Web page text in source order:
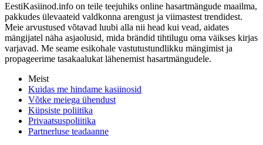
EestiKasiinod.info on teile teejuhiks online hasartmängude maailma,
pakkudes ülevaateid valdkonna arengust ja viimastest trendidest.
Meie arvustused võtavad luubi alla nii head kui vead, aidates
mängijatel näha asjaolusid, mida brändid tihtilugu oma väikses kirjas
varjavad. Me seame esikohale vastutustundlikku mängimist ja
propageerime tasakaalukat lähenemist hasartmängudele.
Meist
Kuidas me hindame kasiinosid
Võtke meiega ühendust
Küpsiste poliitika
Privaatsuspoliitika
Partnerluse teadaanne